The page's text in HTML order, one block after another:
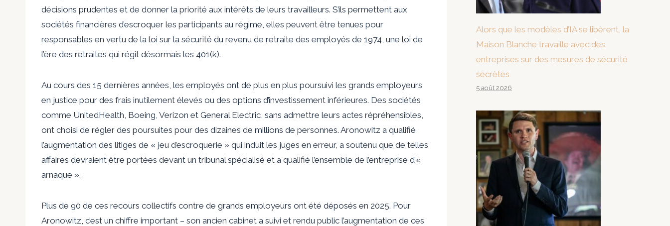
décisions prudentes et de donner la priorité aux intérêts de leurs travailleurs. S’ils permettent aux
sociétés financières d’escroquer les participants au régime, elles peuvent être tenues pour
responsables en vertu de la loi sur la sécurité du revenu de retraite des employés de 1974, une loi de
l’ère des retraites qui régit désormais les 401(k).
Au cours des 15 dernières années, les employés ont de plus en plus poursuivi les grands employeurs
en justice pour des frais inutilement élevés ou des options d’investissement inférieures. Des sociétés
comme UnitedHealth, Boeing, Verizon et General Electric, sans admettre leurs actes répréhensibles,
ont choisi de régler des poursuites pour des dizaines de millions de personnes. Aronowitz a qualifié
l’augmentation des litiges de « jeu d’escroquerie » qui induit les juges en erreur, a soutenu que de telles
affaires devraient être portées devant un tribunal spécialisé et a qualifié l’ensemble de l’entreprise d’«
arnaque ».
Plus de 90 de ces recours collectifs contre de grands employeurs ont été déposés en 2025. Pour
Aronowitz, c’est un chiffre important – son ancien cabinet a suivi et rendu public l’augmentation de ces
Alors que les modèles d’IA se libèrent, la
Maison Blanche travaille avec des
entreprises sur des mesures de sécurité
secrètes
5 août 2026